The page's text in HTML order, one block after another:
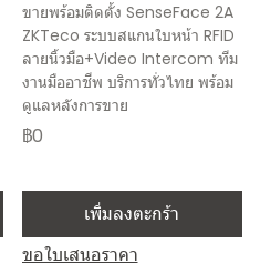
ขายพร้อมติดตั้ง SenseFace 2A
ZKTeco ระบบสแกนใบหน้า RFID
ลายนิ้วมือ+Video Intercom ทีม
งานมืออาชีพ บริการทั่วไทย พร้อม
ดูแลหลังการขาย
฿0
เพิ่มลงตะกร้า
ขอใบเสนอราคา